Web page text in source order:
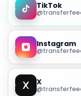
TikTok
Instagram
X